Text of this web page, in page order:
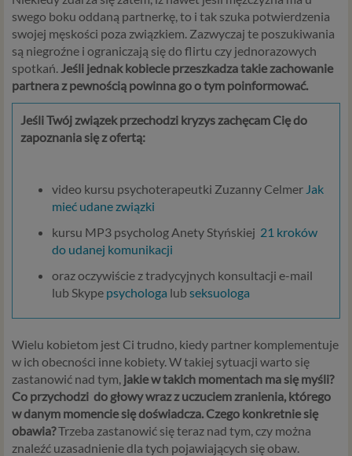
swego boku oddaną partnerkę, to i tak szuka potwierdzenia
swojej męskości poza związkiem. Zazwyczaj te poszukiwania
są niegroźne i ograniczają się do flirtu czy jednorazowych
spotkań. Jeśli jednak kobiecie przeszkadza takie zachowanie
partnera z pewnością powinna go o tym poinformować.
Jeśli Twój związek przechodzi kryzys zachęcam Cię do
zapoznania się z ofertą:
video kursu psychoterapeutki Zuzanny Celmer Jak
mieć udane związki
kursu MP3 psycholog Anety Styńskiej 21 kroków
do udanej komunikacji
oraz oczywiście z tradycyjnych konsultacji e-mail
lub Skype psychologa lubseksuologa
Wielu kobietom jest Ci trudno, kiedy partner komplementuje
w ich obecności inne kobiety. W takiej sytuacji warto się
zastanowić nad tym, jakie w takich momentach ma się myśli?
Co przychodzi do głowy wraz z uczuciem zranienia, którego
w danym momencie się doświadcza. Czego konkretnie się
obawia?Trzeba zastanowić się teraz nad tym, czy można
znaleźć uzasadnienie dla tych pojawiających się obaw.